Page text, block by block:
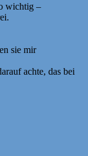
wichtig –
sie mir
achte, das bei